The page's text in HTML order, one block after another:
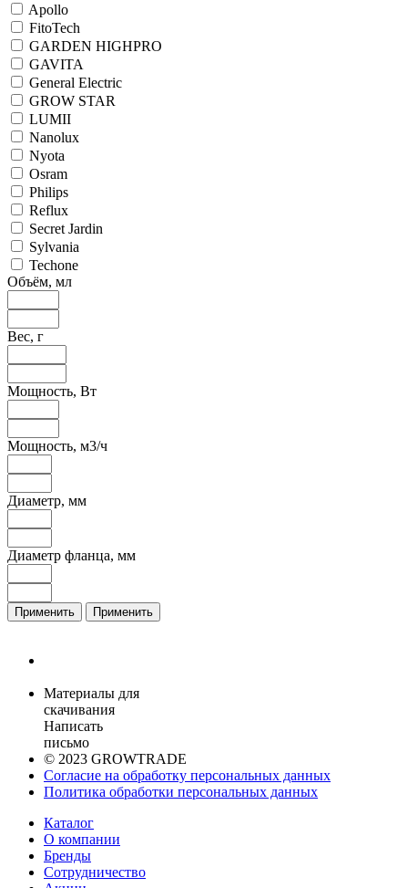
Apollo
FitoTech
GARDEN HIGHPRO
GAVITA
General Electric
GROW STAR
LUMII
Nanolux
Nyota
Osram
Philips
Reflux
Secret Jardin
Sylvania
Techone
Объём, мл
Вес, г
Мощность, Вт
Мощность, м3/ч
Диаметр, мм
Диаметр фланца, мм
Применить Применить
Материалы для
скачивания
Написать
письмо
© 2023 GROWTRADE
Согласие на обработку персональных данных
Политика обработки персональных данных
Каталог
О компании
Бренды
Сотрудничество